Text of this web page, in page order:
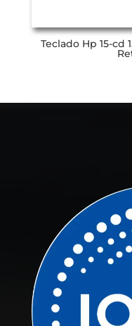
Teclado Hp 15-cd